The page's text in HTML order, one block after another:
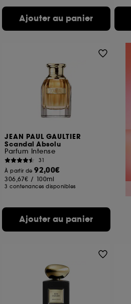
Ajouter au panier
JEAN PAUL GAULTIER
Scandal Absolu
Parfum Intense
31
À partir de92,00€
306,67€ / 100ml
3 contenances disponibles
Ajouter au panier